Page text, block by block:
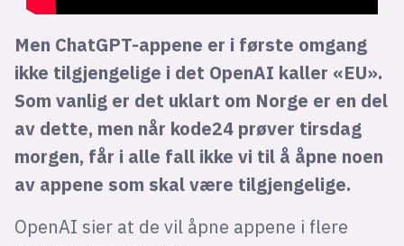
Men ChatGPT-appene er i første omgang
ikke tilgjengelige i det OpenAI kaller «EU».
Som vanlig er det uklart om Norge er en del
av dette, men når kode24 prøver tirsdag
morgen, får i alle fall ikke vi til å åpne noen
av appene som skal være tilgjengelige.
OpenAI sier at de vil åpne appene i flere